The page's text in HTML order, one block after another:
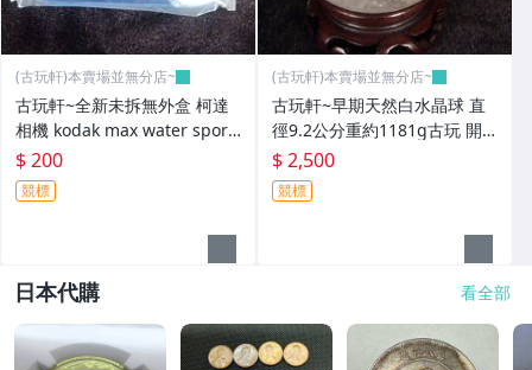
(古玩軒)本賣場並無分店~
古玩軒~全新未拆無外盒 柯達
相機 kodak max water sport
~GGG103
$ 200
競標
(古玩軒)本賣場並無分店~
古玩軒~早期天然白水晶球 直
徑9.2公分重約1181g古玩 開
運擺件~GGG105
$ 2,500
競標
日本代購 看全部